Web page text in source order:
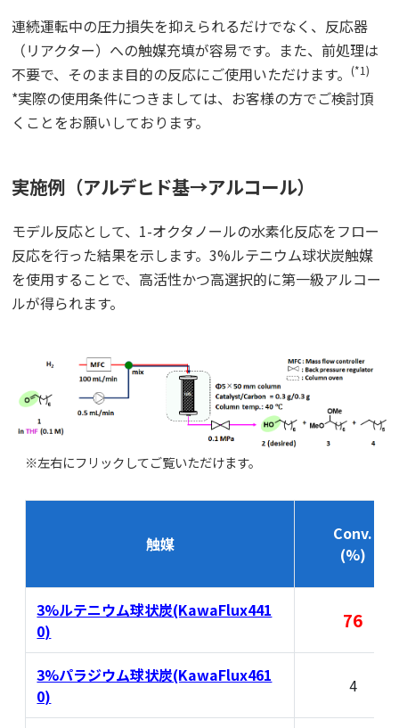
連続運転中の圧力損失を抑えられるだけでなく、反応器
（リアクター）への触媒充填が容易です。 また、前処理は
不要で、そのまま目的の反応にご使用いただけます。
(*1)
*実際の使用条件につきましては、お客様の方でご検討頂
くことをお願いしております。
実施例（アルデヒド基→アルコール）
モデル反応として、1-オクタノールの水素化反応をフロー
反応を行った結果を示します。3%ルテニウム球状炭触媒
を使用することで、高活性かつ高選択的に第一級アルコー
ルが得られます。
※左右にフリックしてご覧いただけます。
触媒
Conv.
(%)
3%ルテニウム球状炭(KawaFlux441
0)
76
3%パラジウム球状炭(KawaFlux461
0)
4